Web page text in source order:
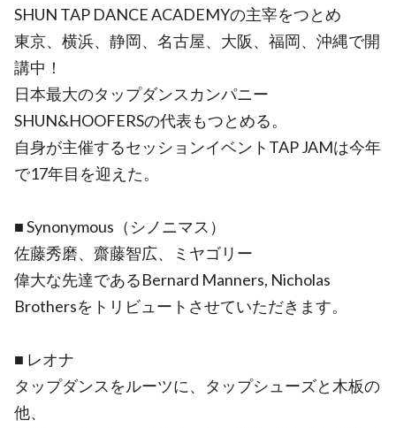
SHUN TAP DANCE ACADEMYの主宰をつとめ
東京、横浜、静岡、名古屋、大阪、福岡、沖縄で開
講中！
日本最大のタップダンスカンパニー
SHUN&HOOFERSの代表もつとめる。
自身が主催するセッションイベントTAP JAMは今年
で17年目を迎えた。
■ Synonymous（シノニマス）
佐藤秀磨、齋藤智広、ミヤゴリー
偉大な先達であるBernard Manners, Nicholas
Brothersをトリビュートさせていただきます。
■ レオナ
タップダンスをルーツに、タップシューズと木板の
他、